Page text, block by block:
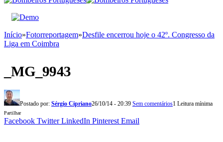
Início»Fotorreportagem»Desfile encerrou hoje o 42º. Congresso da
Liga em Coimbra
_MG_9943
Postado por: Sérgio Cipriano26/10/14 - 20:39 Sem comentários1 Leitura mínima
Partilhar
Facebook Twitter LinkedIn Pinterest Email